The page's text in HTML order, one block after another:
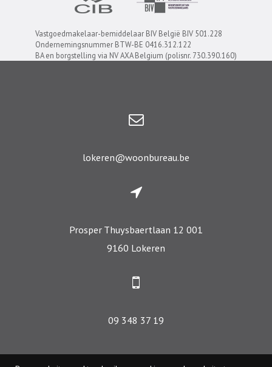
Vastgoedmakelaar-bemiddelaar BIV België BIV 501.228
Ondernemingsnummer BTW-BE 0416.312.122
BA en borgstelling via NV AXA Belgium (polisnr. 730.390.160)
lokeren@woonbureau.be
Prosper Thuysbaertlaan 12 001
9160 Lokeren
09 348 37 19